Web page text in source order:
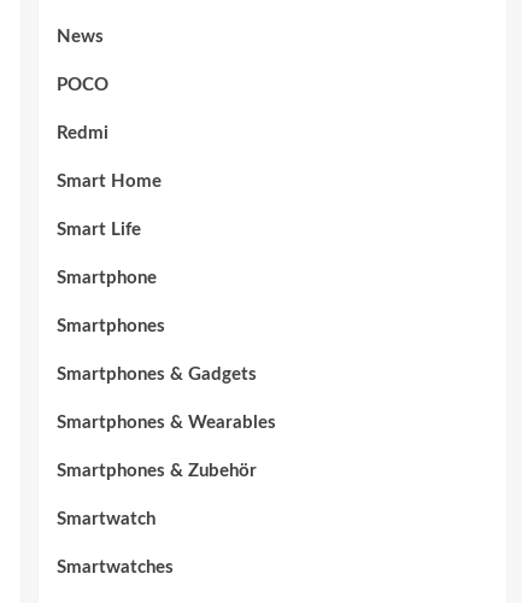
News
POCO
Redmi
Smart Home
Smart Life
Smartphone
Smartphones
Smartphones & Gadgets
Smartphones & Wearables
Smartphones & Zubehör
Smartwatch
Smartwatches